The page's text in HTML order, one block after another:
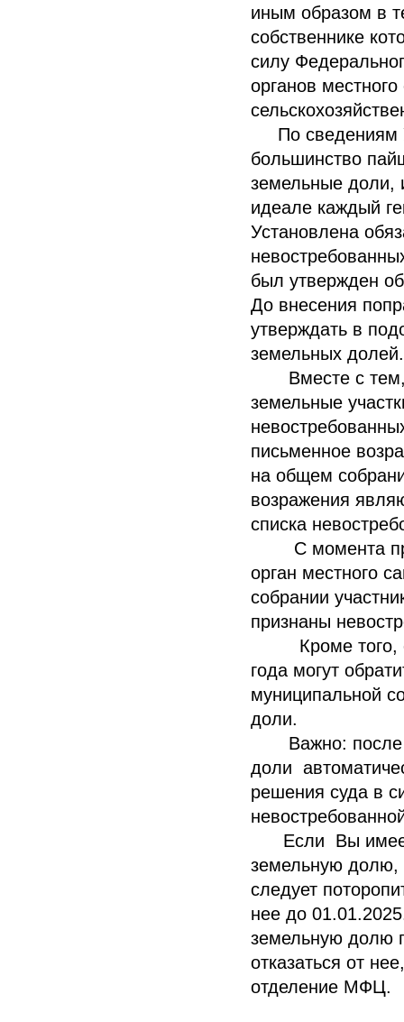
иным образом в
собственнике
силу
органов
По сведениям
большинство
земельные доли,
идеале каждый
Установлена
был утвержден
До внесения
утверждать в
земельных долей.
Вместе с тем,
земельные
письменное
на общем
возражения
списка
С момента
орган местного
собрании
признаны
Кроме того,
года могут
муниципальной
доли.
Важно: после 1
доли
решения суда в
Если Вы
земельную долю,
следует
нее до
земельную долю
отказаться от
отделение МФЦ.